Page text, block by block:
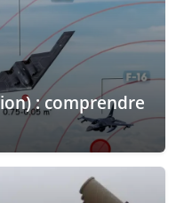
: comprendre